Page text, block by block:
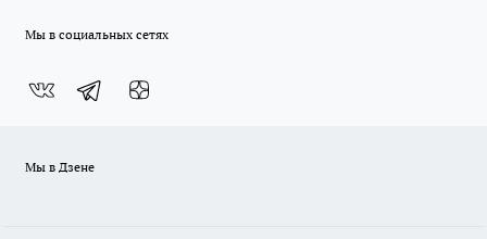
Мы в социальных сетях
Мы в Дзене